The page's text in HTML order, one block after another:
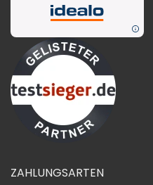
ZAHLUNGSARTEN